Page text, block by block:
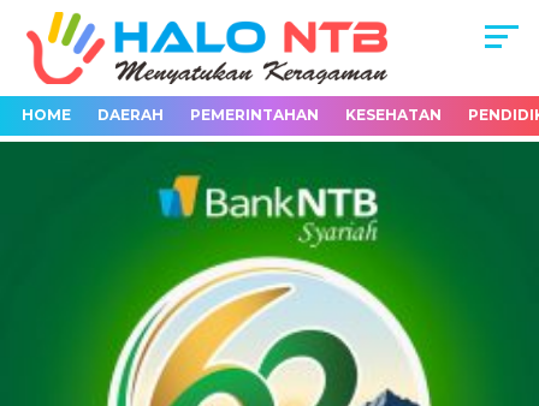
HOME DAERAH PEMERINTAHAN KESEHATAN